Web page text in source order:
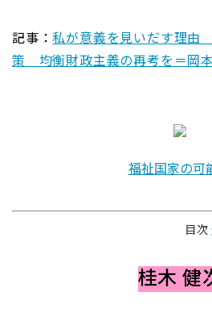
記事：私が意義を見いだす理
策 均衡財政主義の再考を＝岡
福祉国家の可
目次
桂木 健